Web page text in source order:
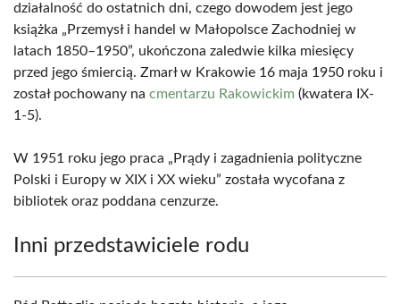
działalność do ostatnich dni, czego dowodem jest jego
książka „Przemysł i handel w Małopolsce Zachodniej w
latach 1850–1950”, ukończona zaledwie kilka miesięcy
przed jego śmiercią. Zmarł w Krakowie 16 maja 1950 roku i
został pochowany na cmentarzu Rakowickim (kwatera IX-
1-5).
W 1951 roku jego praca „Prądy i zagadnienia polityczne
Polski i Europy w XIX i XX wieku” została wycofana z
bibliotek oraz poddana cenzurze.
Inni przedstawiciele rodu